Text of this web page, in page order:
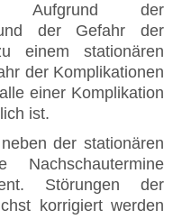
Aufgrund der
und der Gefahr der
einem stationären
der Komplikationen
einer Komplikation
ist.
der stationären
Nachschautermine
Störungen der
korrigiert werden